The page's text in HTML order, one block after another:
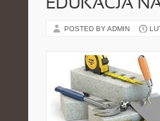
EDUKACJA
POSTED BY ADMIN